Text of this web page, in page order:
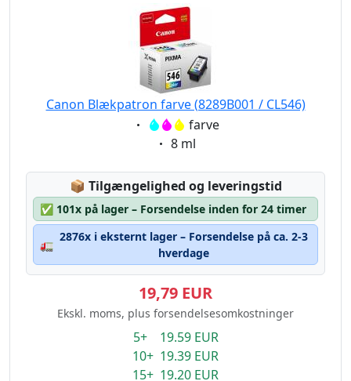
Canon Blækpatron farve (8289B001 / CL546)
Eigenschaft:farve
Eigenschaft:
8 ml
📦 Lagerstatus:
Tilgængelighed og leveringstid
✅ 101x på lager – Forsendelse inden for 24 timer
🚛
2876x i eksternt lager – Forsendelse på ca. 2-3
hverdage
19,79 EUR
Ekskl. moms, plus forsendelsesomkostninger
5+ 19.59 EUR
10+ 19.39 EUR
15+ 19.20 EUR